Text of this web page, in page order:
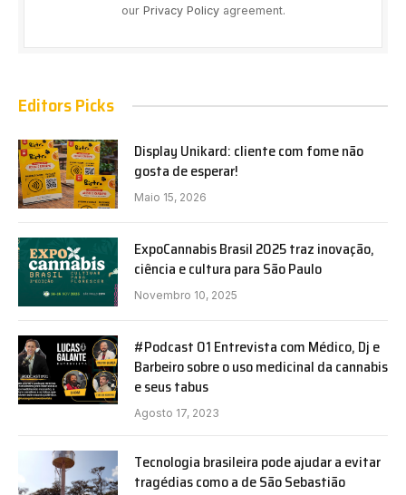
our Privacy Policyagreement.
Editors Picks
Display Unikard: cliente com fome não
gosta de esperar!
Maio 15, 2026
ExpoCannabis Brasil 2025 traz inovação,
ciência e cultura para São Paulo
Novembro 10, 2025
#Podcast 01 Entrevista com Médico, Dj e
Barbeiro sobre o uso medicinal da cannabis
e seus tabus
Agosto 17, 2023
Tecnologia brasileira pode ajudar a evitar
tragédias como a de São Sebastião